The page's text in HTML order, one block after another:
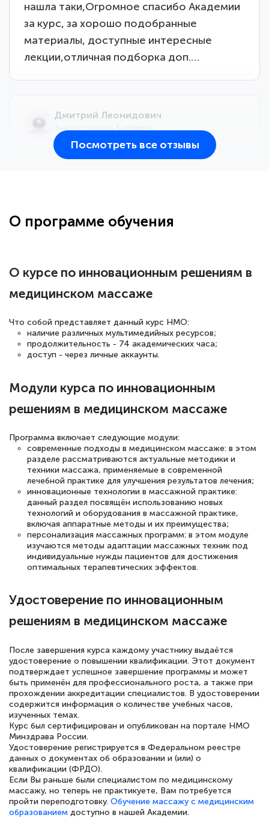
нашла таки,Огромное спасибо Академии
за курс, за хорошо подобранные
материалы, доступные интересные
лекции,отличная подборка доп.…
Дмитрий Леонидович
большое количество методических
Знаток города 5 уровня
18 марта 2026
повышения квалификации "Эксперт ЕГЭ по
русскому языку и литературе". Много
подготовиться к тестированию. Это
книги, методические рекомендации,
статьи. Времени на подготовку
достаточно. Курс помогает пройти
аттестацию в школе. Спасибо!
Евгения Коротких
12 марта 2026
Спасибо большое Академии! Грамотное,
понятно! Проходила повышение
квалификации. Ещё раз - СПАСИБО!
Елена Петрикс
Знаток города 5 уровня
11 марта 2026
Всем добрый день! Я прошла курс
повышени каалификации по
Посмотреть все отзывы
О программе обучения
О курсе по инновационным решениям в
медицинском массаже
Что собой представляет данный курс НМО:
наличие различных мультимедийных ресурсов;
продолжительность - 74 академических часа;
доступ - через личные аккаунты.
Модули курса по инновационным
решениям в медицинском массаже
Программа включает следующие модули:
современные подходы в медицинском массаже: в этом
разделе рассматриваются актуальные методики и
техники массажа, применяемые в современной
лечебной практике для улучшения результатов лечения;
инновационные технологии в массажной практике:
данный раздел посвящён использованию новых
технологий и оборудования в массажной практике,
включая аппаратные методы и их преимущества;
персонализация массажных программ: в этом модуле
изучаются методы адаптации массажных техник под
индивидуальные нужды пациентов для достижения
оптимальных терапевтических эффектов.
Удостоверение по инновационным
решениям в медицинском массаже
После завершения курса каждому участнику выдаётся
удостоверение о повышении квалификации. Этот документ
подтверждает успешное завершение программы и может
быть применён для профессионального роста, а также при
прохождении аккредитации специалистов. В удостоверении
содержится информация о количестве учебных часов,
изученных темах.
Курс был сертифицирован и опубликован на портале НМО
Минздрава России.
Удостоверение регистрируется в Федеральном реестре
данных о документах об образовании и (или) о
квалификации (ФРДО).
Если Вы раньше были специалистом по медицинскому
массажу, но теперь не практикуете, Вам потребуется
пройти переподготовку. Обучение массажу с медицинским
образованием доступно в нашей Академии.